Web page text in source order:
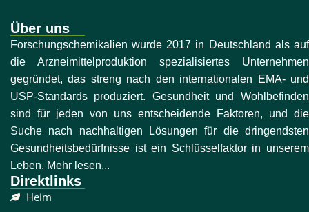
Über uns
Forschungschemikalien wurde 2017 in Deutschland als auf
die Arzneimittelproduktion spezialisiertes Unternehmen
gegründet, das streng nach den internationalen EMA- und
USP-Standards produziert. Gesundheit und Wohlbefinden
sind für jeden von uns entscheidende Faktoren, und die
Suche nach nachhaltigen Lösungen für die dringendsten
Gesundheitsbedürfnisse ist ein Schlüsselfaktor in unserem
Leben. Mehr lesen...
Direktlinks
Heim